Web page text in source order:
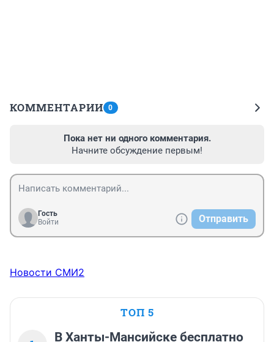
КОММЕНТАРИИ 0
Пока нет ни одного комментария.
Начните обсуждение первым!
Гость
Войти
Отправить
Новости СМИ2
ТОП 5
В Ханты-Мансийске бесплатно